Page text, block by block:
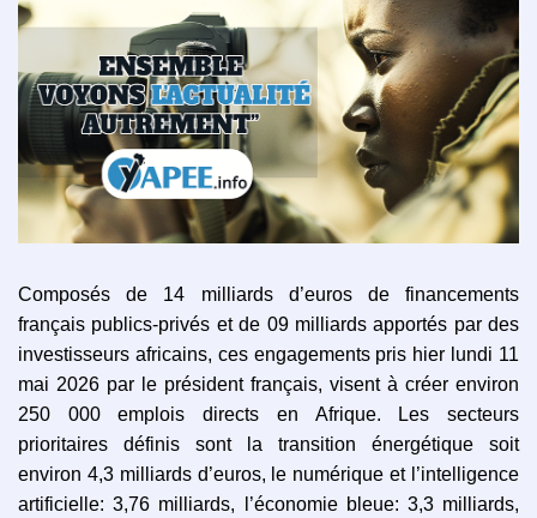
Composés de 14 milliards d’euros de financements
français publics-privés et de 09 milliards apportés par des
investisseurs africains, ces engagements pris hier lundi 11
mai 2026 par le président français, visent à créer environ
250 000 emplois directs en Afrique. Les secteurs
prioritaires définis sont la transition énergétique soit
environ 4,3 milliards d’euros, le numérique et l’intelligence
artificielle: 3,76 milliards, l’économie bleue: 3,3 milliards,